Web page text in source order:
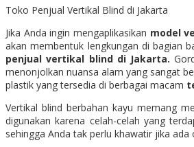
Toko Penjual Vertikal Blind di Jakarta
Jika Anda ingin mengaplikasikan model
akan membentuk lengkungan di bagian
penjual vertikal blind di Jakarta.
menonjolkan nuansa alam yang sangat
plastik yang tersedia di berbagai macam
Vertikal blind berbahan kayu memang
digunakan karena celah-celah yang
sehingga Anda tak perlu khawatir jika